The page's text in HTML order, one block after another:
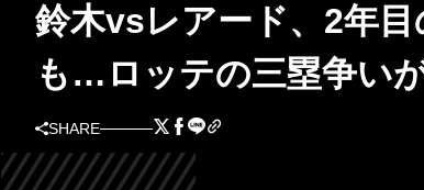
鈴木vsレアード、2年目
も…ロッテの三塁争い
SHARE